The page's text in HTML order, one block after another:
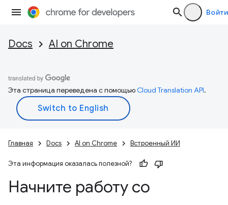
Войти
Docs AI on Chrome
Эта страница переведена с помощьюCloud Translation API.
Главная Docs AI on Chrome Встроенный ИИ
Эта информация оказалась полезной?
Начните работу со